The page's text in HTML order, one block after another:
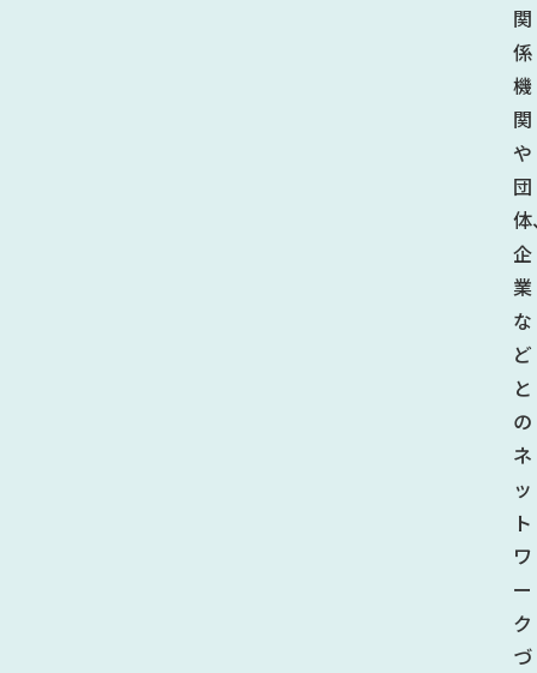
関
係
機
関
や
団
企
業
な
ど
と
の
ネ
ッ
ト
ワ
ー
ク
づ